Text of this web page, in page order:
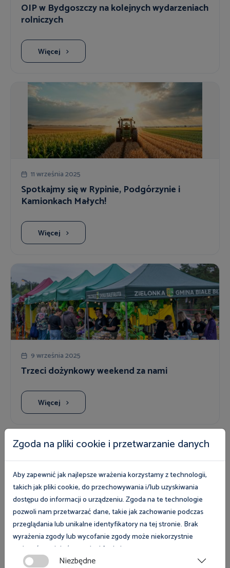
OIP w Bydgoszczy na kolejnych wydarzeniach
rolniczych
Więcej
11 września 2025
Spotkajmy się w Rypinie, Podgórzynie i
Kamionkach Małych!
Więcej
9 września 2025
Trzeci dożynkowy weekend za nami
Więcej
3 września 2025
Rodzic na etacie
Zgoda na pliki cookie i przetwarzanie danych
Aby zapewnić jak najlepsze wrażenia korzystamy z technologii,
takich jak pliki cookie, do przechowywania i/lub uzyskiwania
dostępu do informacji o urządzeniu. Zgoda na te technologie
pozwoli nam przetwarzać dane, takie jak zachowanie podczas
przeglądania lub unikalne identyfikatory na tej stronie. Brak
wyrażenia zgody lub wycofanie zgody może niekorzystnie
wpłynąć na niektóre cechy i funkcje.
Niezbędne